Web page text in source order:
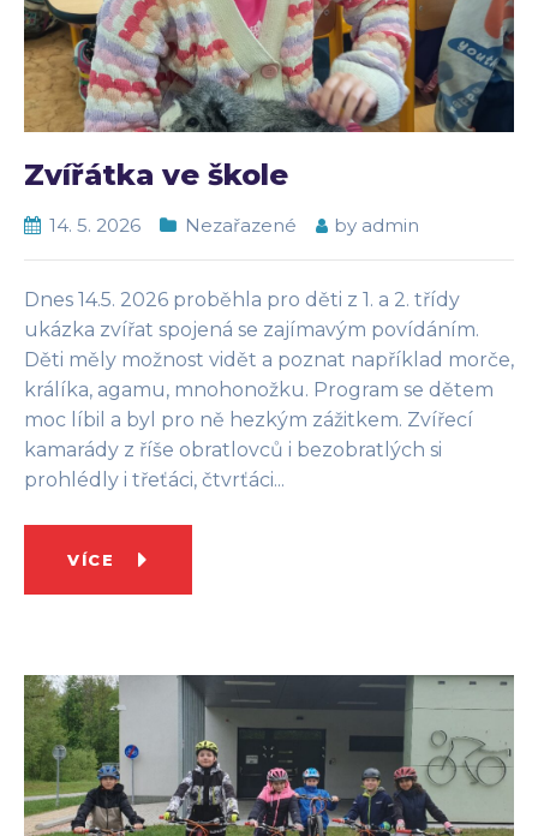
Zvířátka ve škole
14. 5. 2026 Nezařazené by admin
Dnes 14.5. 2026 proběhla pro děti z 1. a 2. třídy
ukázka zvířat spojená se zajímavým povídáním.
Děti měly možnost vidět a poznat například morče,
králíka, agamu, mnohonožku. Program se dětem
moc líbil a byl pro ně hezkým zážitkem. Zvířecí
kamarády z říše obratlovců i bezobratlých si
prohlédly i třeťáci, čtvrťáci...
VÍCE